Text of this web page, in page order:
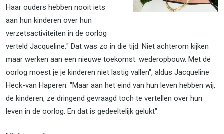
Haar ouders hebben nooit iets
aan hun kinderen over hun
verzetsactiviteiten in de oorlog
verteld Jacqueline:" Dat was zo in die tijd. Niet achterom kijken
maar werken aan een nieuwe toekomst: wederopbouw. Met de
oorlog moest je je kinderen niet lastig vallen", aldus Jacqueline
Heck-van Haperen. "Maar aan het eind van hun leven hebben wij,
de kinderen, ze dringend gevraagd toch te vertellen over hun
leven in de oorlog. En dat is gedeeltelijk gelukt".